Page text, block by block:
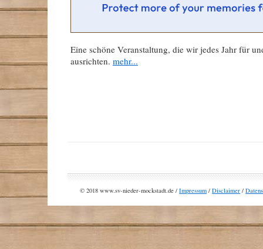
Eine schöne Veranstaltung, die wir jedes Jahr für
ausrichten. mehr...
© 2018 www.sv-nieder-mockstadt.de /Impressum /Disclaimer /